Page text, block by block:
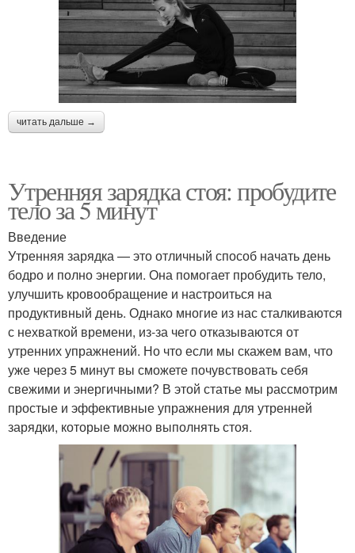
читать дальше →
Утренняя зарядка стоя: пробудите
тело за 5 минут
Введение
Утренняя зарядка — это отличный способ начать день
бодро и полно энергии. Она помогает пробудить тело,
улучшить кровообращение и настроиться на
продуктивный день. Однако многие из нас сталкиваются
с нехваткой времени, из-за чего отказываются от
утренних упражнений. Но что если мы скажем вам, что
уже через 5 минут вы сможете почувствовать себя
свежими и энергичными? В этой статье мы рассмотрим
простые и эффективные упражнения для утренней
зарядки, которые можно выполнять стоя.